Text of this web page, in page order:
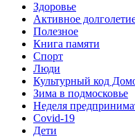
Здоровье
Активное
Полезное
Книга памяти
Спорт
Люди
Культурный код
Зима в подмосковье
Неделя
Covid-19
Дети